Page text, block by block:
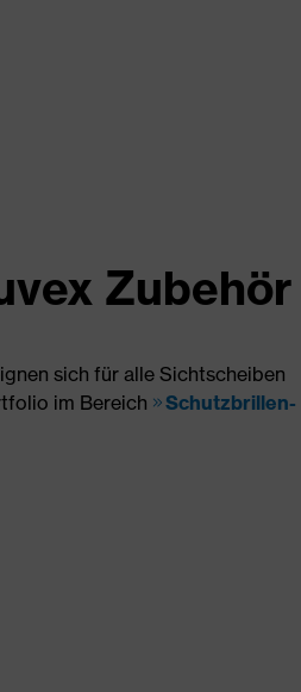
Zubehör
sich für alle Sichtscheiben
im Bereich
Schutzbrillen-